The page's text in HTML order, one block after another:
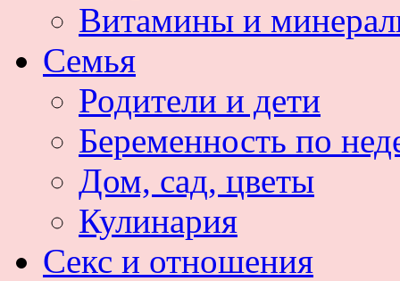
Витамины и
Семья
Родители и дети
Беременность по
Дом, сад, цветы
Кулинария
Секс и отношения